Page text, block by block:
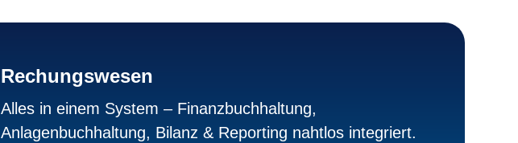
Rechungswesen
Alles in einem System – Finanzbuchhaltung,
Anlagenbuchhaltung, Bilanz & Reporting nahtlos integriert.